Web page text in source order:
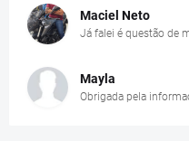
Maciel Neto
Já falei é questão de
Mayla
Obrigada pela